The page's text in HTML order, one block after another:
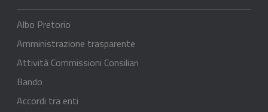
Albo Pretorio
Amministrazione trasparente
Attività Commissioni Consiliari
Bando
Accordi tra enti